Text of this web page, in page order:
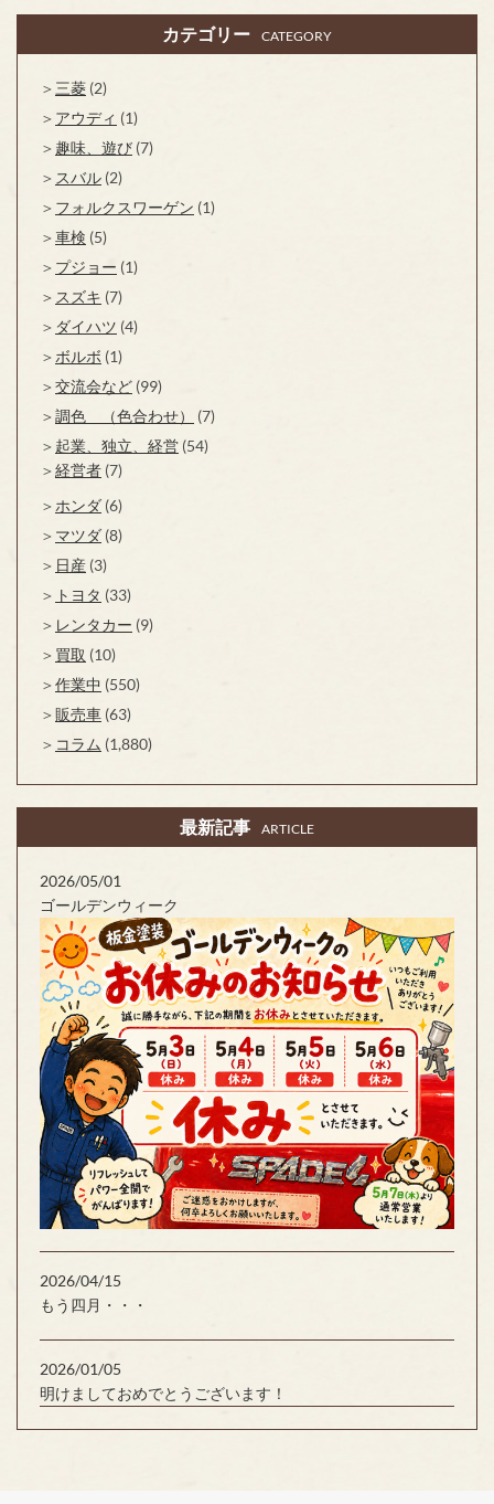
カテゴリー CATEGORY
三菱 (2)
アウディ (1)
趣味、遊び (7)
スバル (2)
フォルクスワーゲン (1)
車検 (5)
プジョー (1)
スズキ (7)
ダイハツ (4)
ボルボ (1)
交流会など (99)
調色 （色合わせ）
(7)
起業、独立、経営 (54)
経営者 (7)
ホンダ (6)
マツダ (8)
日産 (3)
トヨタ (33)
レンタカー (9)
買取 (10)
作業中 (550)
販売車 (63)
コラム (1,880)
最新記事 ARTICLE
2026/05/01
ゴールデンウィーク
2026/04/15
もう四月・・・
2026/01/05
明けましておめでとうございます！